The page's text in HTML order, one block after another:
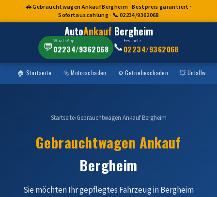
🚗 Gebrauchtwagen Ankauf Bergheim · Bestpreis garantiert ·
Sofortauszahlung · 📞 02234/9362068
AutoAnkauf Bergheim
💬WhatsApp
02234/9362068 📞 Festnetz
02234/9362068
🏠 Startseite 🔩 Motorschaden ⚙️ Getriebeschaden 💥
Startseite›Gebrauchtwagen Ankauf Bergheim
Gebrauchtwagen Ankauf
Bergheim
Sie möchten Ihr gepflegtes Fahrzeug in Bergheim